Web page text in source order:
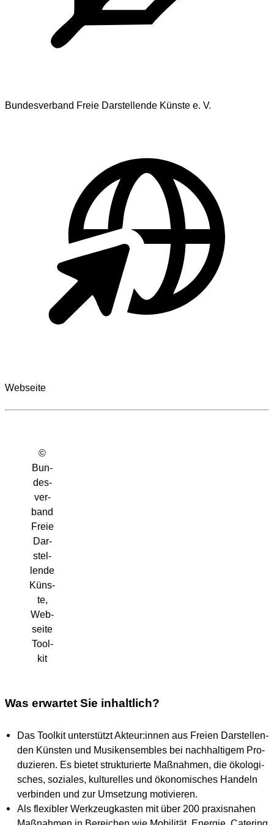
Bundesverband Freie Darstellende Künste e. V.
Webseite
©
Bun­
des­
ver­
band
Freie
Dar­
stel­
len­de
Küns­
te,
Web­
sei­te
Tool­
kit
Was erwartet Sie inhaltlich?
Das Tool­kit unter­stützt Akteur:innen aus Frei­en Dar­stel­len­
den Küns­ten und Musik­ensem­bles bei nach­hal­ti­gem Pro­
du­zie­ren. Es bie­tet struk­tu­rier­te Maß­nah­men, die öko­lo­gi­
sches, sozia­les, kul­tu­rel­les und öko­no­mi­sches Han­deln
ver­bin­den und zur Umset­zung moti­vie­ren.
Als fle­xi­bler Werk­zeug­kas­ten mit über 200 pra­xis­na­hen